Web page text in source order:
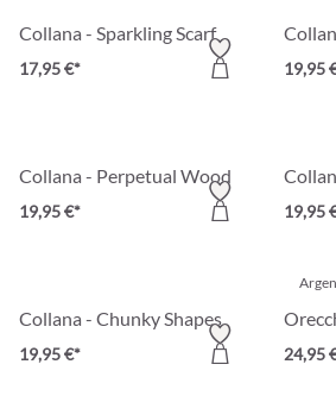
Collana - Sparkling Scarf
17,95 €* 19,95
Collana - Perpetual Wood
19,95 €* 19,95
Collana - Chunky Shapes
19,95 €* 24,95